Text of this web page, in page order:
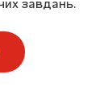
завдань.